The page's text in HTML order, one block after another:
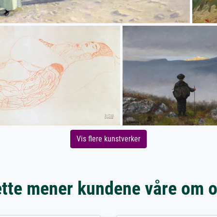
Vis flere kunstverker
mener kundene våre om